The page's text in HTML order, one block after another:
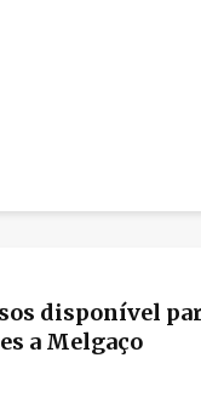
disponível
a Melgaço